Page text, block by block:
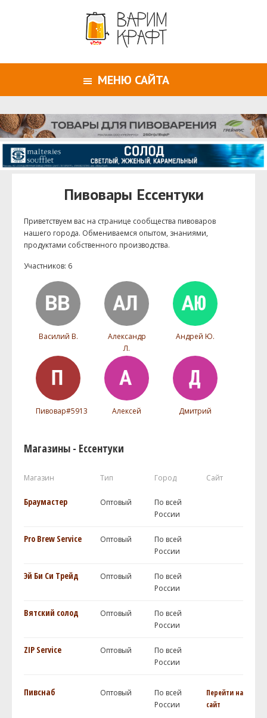
МЕНЮ САЙТА
Пивовары Ессентуки
Приветствуем ваc на странице сообщества пивоваров
нашего города. Обмениваемся опытом, знаниями,
продуктами собственного производства.
Участников: 6
Василий В.
Александр
Л.
Андрей Ю.
Пивовар#5913 Алексей Дмитрий
Магазины - Ессентуки
Магазин Тип Город Сайт
Браумастер Оптовый
По всей
России
Pro Brew Service Оптовый
По всей
России
Эй Би Си Трейд Оптовый
По всей
России
Вятский солод Оптовый
По всей
России
ZIP Service Оптовый
По всей
России
Пивснаб Оптовый
По всей
России
Перейти на
сайт